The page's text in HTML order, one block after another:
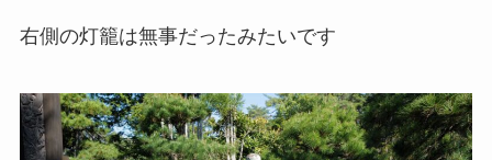
右側の灯籠は無事だったみたいです